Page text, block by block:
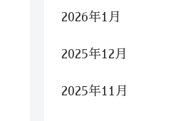
2026年1月
2025年12月
2025年11月